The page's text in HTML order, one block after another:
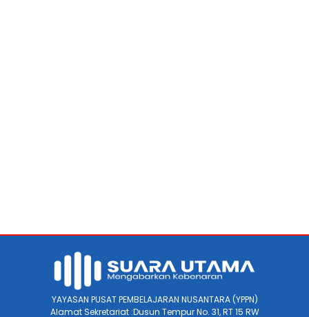
YAYASAN PUSAT PEMBELAJARAN NUSANTARA (YPPN)
Alamat Sekretariat :Dusun Tempur No. 31, RT 15 RW